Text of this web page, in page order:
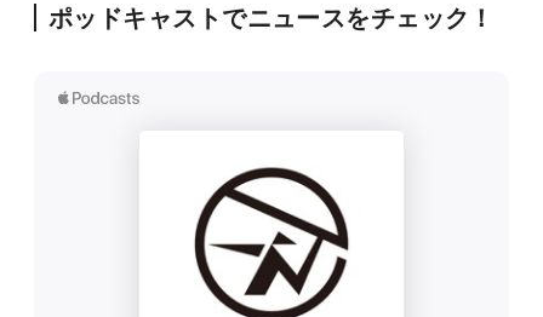
ポッドキャストでニュースをチェック！